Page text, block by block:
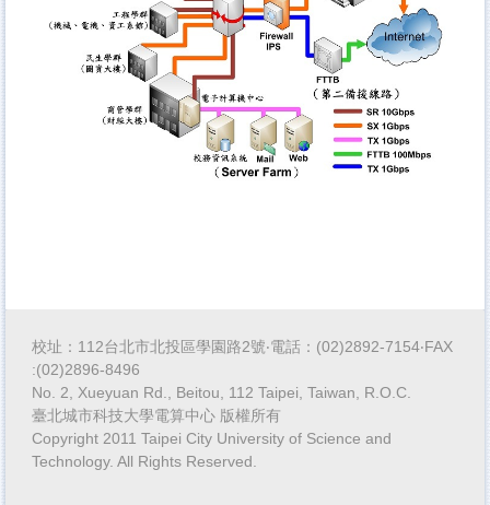
校址：112台北市北投區學園路2號‧電話：(02)2892-7154‧FAX
:(02)2896-8496
No. 2, Xueyuan Rd., Beitou, 112 Taipei, Taiwan, R.O.C.
臺北城市科技大學電算中心 版權所有
Copyright 2011 Taipei City University of Science and
Technology. All Rights Reserved.